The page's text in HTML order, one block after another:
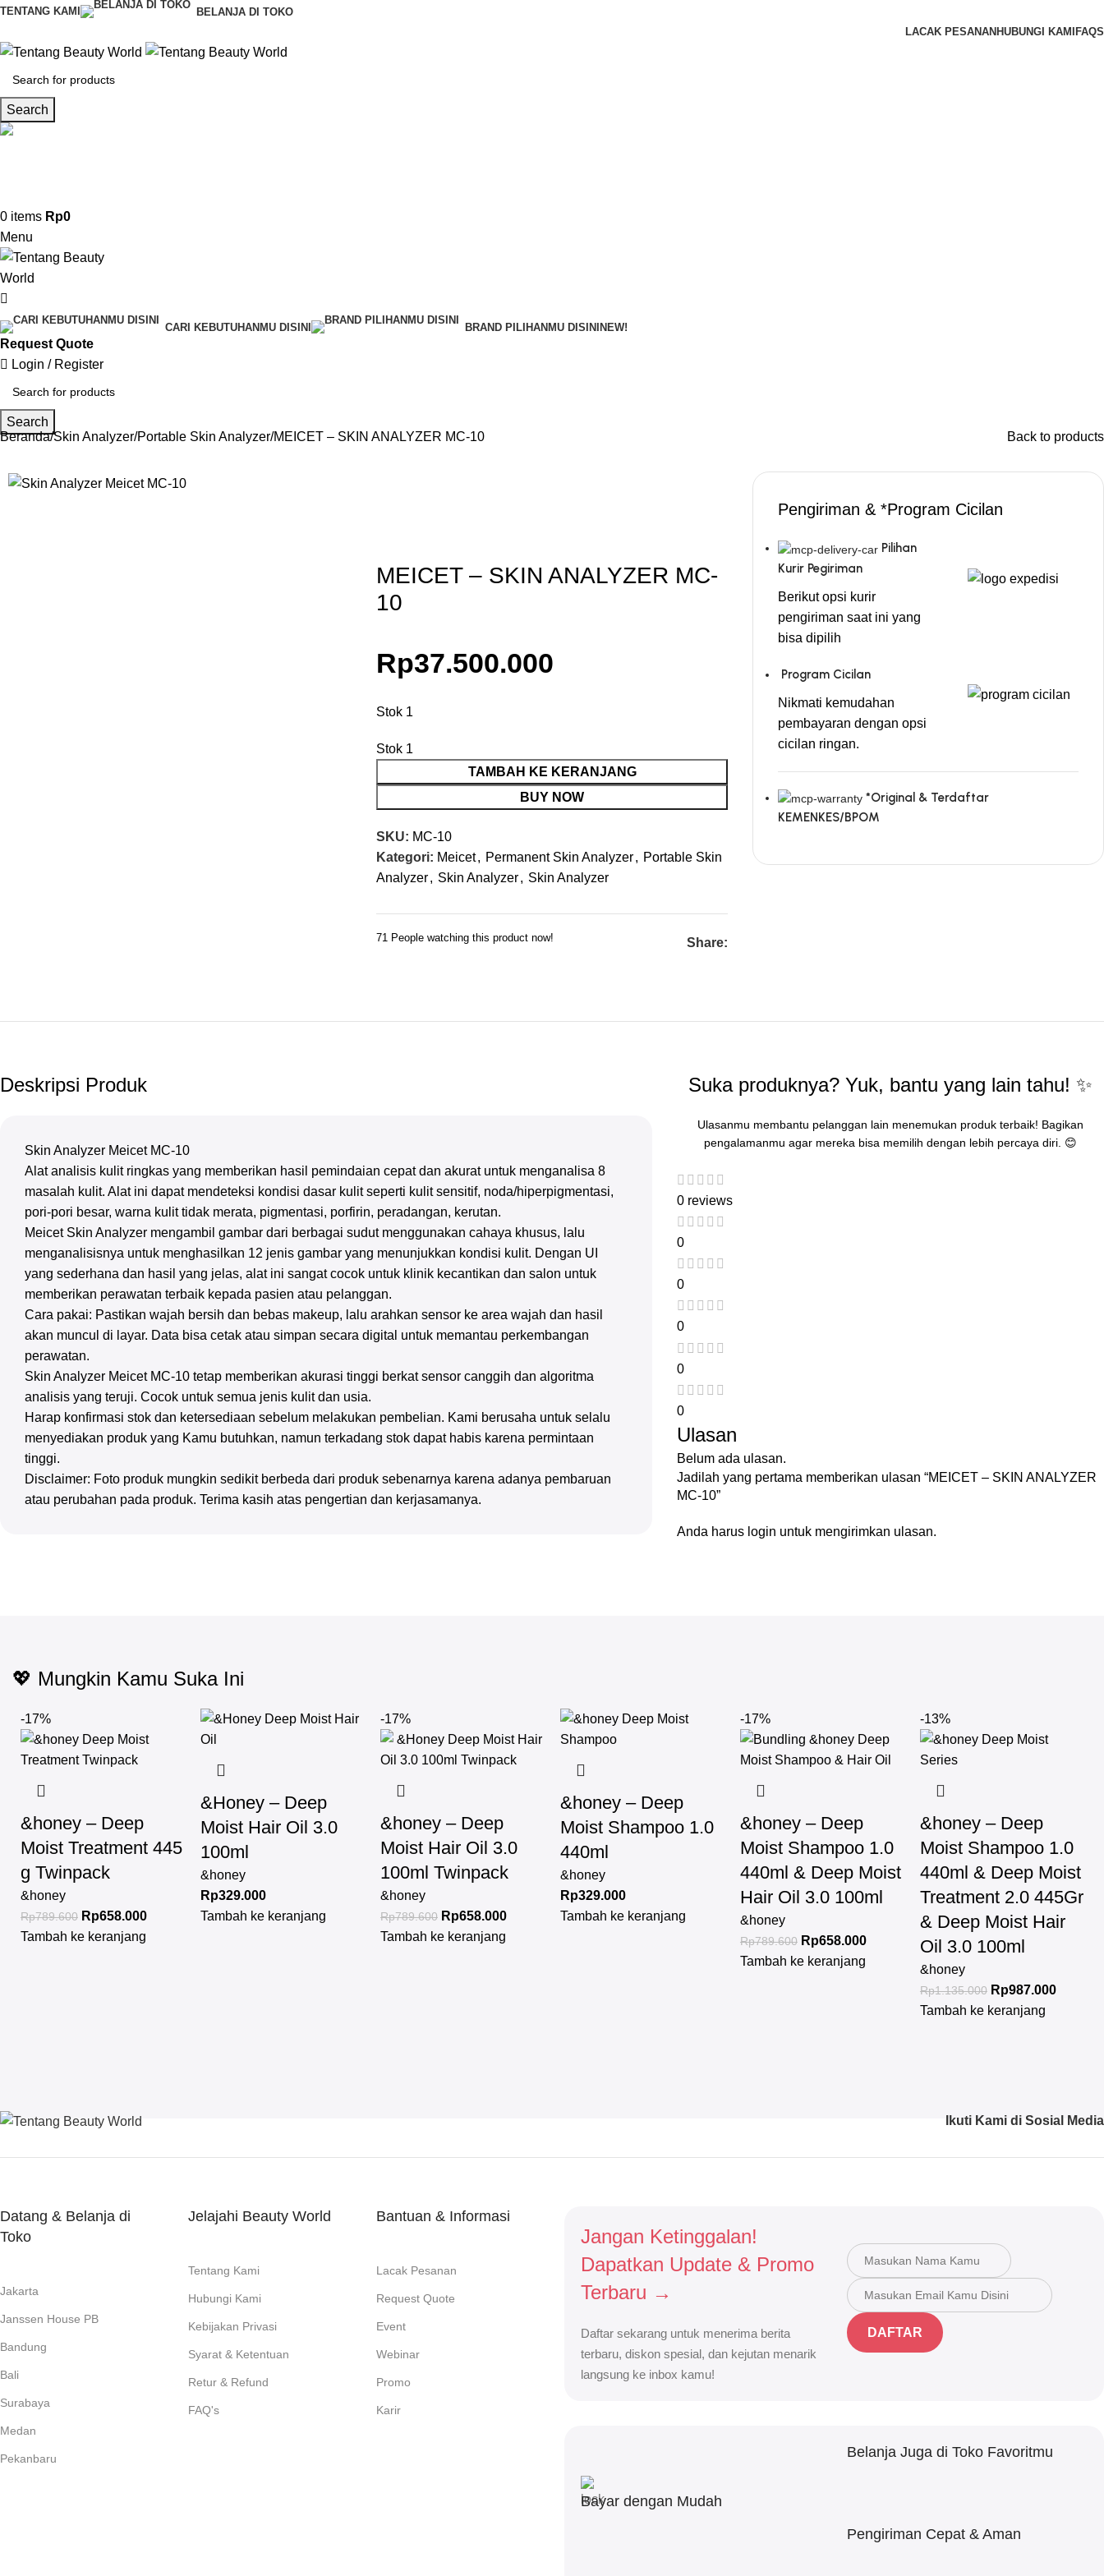
TENTANG KAMI
BELANJA DI TOKO
LACAK PESANAN HUBUNGI KAMI FAQS
Search
0 items Rp0
Menu
CARI KEBUTUHANMU DISINI BRAND PILIHANMU DISINI NEW!
Request Quote
Login / Register
Search
Beranda Skin Analyzer Portable Skin Analyzer MEICET – SKIN ANALYZER MC-10 Back to products
MEICET – SKIN ANALYZER MC-
10
Rp37.500.000
Stok 1
Stok 1
TAMBAH KE KERANJANG
BUY NOW
SKU: MC-10
Kategori: Meicet, Permanent Skin Analyzer, Portable Skin
Analyzer, Skin Analyzer, Skin Analyzer
71 People watching this product now! Share:
Pengiriman & *Program Cicilan
Pilihan
Kurir Pegiriman
Berikut opsi kurir
pengiriman saat ini yang
bisa dipilih
Program Cicilan
Nikmati kemudahan
pembayaran dengan opsi
cicilan ringan.
*Original & Terdaftar
KEMENKES/BPOM
Deskripsi Produk
Skin Analyzer Meicet MC-10
Alat analisis kulit ringkas yang memberikan hasil pemindaian cepat dan akurat untuk menganalisa 8
masalah kulit. Alat ini dapat mendeteksi kondisi dasar kulit seperti kulit sensitif, noda/hiperpigmentasi,
pori-pori besar, warna kulit tidak merata, pigmentasi, porfirin, peradangan, kerutan.
Meicet Skin Analyzer mengambil gambar dari berbagai sudut menggunakan cahaya khusus, lalu
menganalisisnya untuk menghasilkan 12 jenis gambar yang menunjukkan kondisi kulit. Dengan UI
yang sederhana dan hasil yang jelas, alat ini sangat cocok untuk klinik kecantikan dan salon untuk
memberikan perawatan terbaik kepada pasien atau pelanggan.
Cara pakai: Pastikan wajah bersih dan bebas makeup, lalu arahkan sensor ke area wajah dan hasil
akan muncul di layar. Data bisa cetak atau simpan secara digital untuk memantau perkembangan
perawatan.
Skin Analyzer Meicet MC-10 tetap memberikan akurasi tinggi berkat sensor canggih dan algoritma
analisis yang teruji. Cocok untuk semua jenis kulit dan usia.
Harap konfirmasi stok dan ketersediaan sebelum melakukan pembelian. Kami berusaha untuk selalu
menyediakan produk yang Kamu butuhkan, namun terkadang stok dapat habis karena permintaan
tinggi.
Disclaimer: Foto produk mungkin sedikit berbeda dari produk sebenarnya karena adanya pembaruan
atau perubahan pada produk. Terima kasih atas pengertian dan kerjasamanya.
Suka produknya? Yuk, bantu yang lain tahu! ✨
Ulasanmu membantu pelanggan lain menemukan produk terbaik! Bagikan
pengalamanmu agar mereka bisa memilih dengan lebih percaya diri. 😊
0 reviews
0
0
0
0
0
Ulasan
Belum ada ulasan.
Jadilah yang pertama memberikan ulasan “MEICET – SKIN ANALYZER
MC-10”
Anda harus login untuk mengirimkan ulasan.
💖 Mungkin Kamu Suka Ini
-17%
&honey – Deep
Moist Treatment 445
g Twinpack
&honey
Rp789.600 Rp658.000
Tambah ke keranjang
&Honey – Deep
Moist Hair Oil 3.0
100ml
&honey
Rp329.000
Tambah ke keranjang
-17%
&honey – Deep
Moist Hair Oil 3.0
100ml Twinpack
&honey
Rp789.600 Rp658.000
Tambah ke keranjang
&honey – Deep
Moist Shampoo 1.0
440ml
&honey
Rp329.000
Tambah ke keranjang
-17%
&honey – Deep
Moist Shampoo 1.0
440ml & Deep Moist
Hair Oil 3.0 100ml
&honey
Rp789.600 Rp658.000
Tambah ke keranjang
-13%
&honey – Deep
Moist Shampoo 1.0
440ml & Deep Moist
Treatment 2.0 445Gr
& Deep Moist Hair
Oil 3.0 100ml
&honey
Rp1.135.000 Rp987.000
Tambah ke keranjang
Ikuti Kami di Sosial Media
Datang & Belanja di
Toko
Jakarta
Janssen House PB
Bandung
Bali
Surabaya
Medan
Pekanbaru
Jelajahi Beauty World
Tentang Kami
Hubungi Kami
Kebijakan Privasi
Syarat & Ketentuan
Retur & Refund
FAQ's
Bantuan & Informasi
Lacak Pesanan
Request Quote
Event
Webinar
Promo
Karir
Jangan Ketinggalan!
Dapatkan Update & Promo
Terbaru →
Daftar sekarang untuk menerima berita
terbaru, diskon spesial, dan kejutan menarik
langsung ke inbox kamu!
DAFTAR
Bayar dengan Mudah
Belanja Juga di Toko Favoritmu
Pengiriman Cepat & Aman